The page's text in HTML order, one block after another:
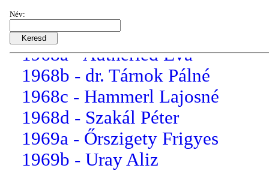
Név:1967d - Holéczi György
1967e - Reményi Tibor
1968a - Autheried Éva
1968b - dr. Tárnok Pálné
1968c - Hammerl Lajosné
1968d - Szakál Péter
1969a - Őrszigety Frigyes
1969b - Uray Aliz